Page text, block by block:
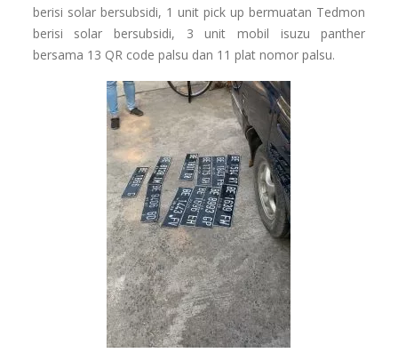
berisi solar bersubsidi, 1 unit pick up bermuatan Tedmon
berisi solar bersubsidi, 3 unit mobil isuzu panther
bersama 13 QR code palsu dan 11 plat nomor palsu.